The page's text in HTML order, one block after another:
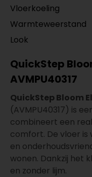
Vloerkoeling
Warmteweerstand
Look
QuickStep
AVMPU40317
QuickStep Bloom
(AVMPU40317) is
combineert een
comfort. De vloer is
en
wonen. Dankzij het
en zonder lijm.